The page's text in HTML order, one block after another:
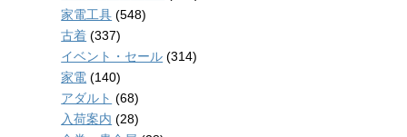
家電工具 (548)
古着 (337)
イベント・セール (314)
家電 (140)
アダルト (68)
入荷案内 (28)